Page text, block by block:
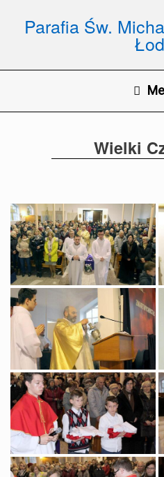
contentParafia Św.
Wielki